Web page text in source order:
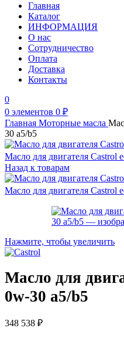
Главная
Каталог
ИНФОРМАЦИЯ
О нас
Сотрудничество
Оплата
Доставка
Контакты
0
0 элементов 0 ₽
Главная Моторные масла
30 a5/b5
Масло для двигателя Castrol
Назад к товарам
Масло для двигателя Castrol
Нажмите, чтобы увеличить
Масло для
0w-30 a5/b5
348 538 ₽